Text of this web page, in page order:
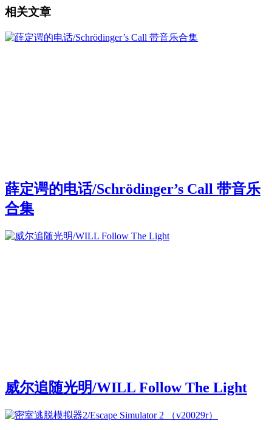
相关文章
薛定谔的电话/Schrödinger’s Call 带音乐
合集
威尔追随光明/WILL Follow The Light